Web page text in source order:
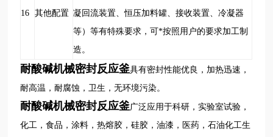
16 其他配置 凝回流装置、恒压加料罐、接收装置、冷凝器
等）等有特殊要求，可*按照用户的要求加工制
造。
耐酸碱机械密封反应釜具有密封性能优良，加热迅速，
耐高温，耐腐蚀，卫生，无环境污染。
耐酸碱机械密封反应釜广泛应用于科研，实验室试验，
化工，食品，涂料，热熔胶，硅胶，油漆，医药，石油化工生